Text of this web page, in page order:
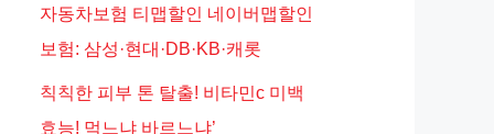
자동차보험 티맵할인 네이버맵할인
보험: 삼성·현대·DB·KB·캐롯
칙칙한 피부 톤 탈출! 비타민c 미백
효능! 먹느냐 바르느냐’